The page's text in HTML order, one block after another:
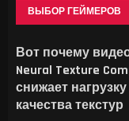
ВЫБОР ГЕЙМЕРОВ
Вот почему
Neural Texture
снижает
качества текстур